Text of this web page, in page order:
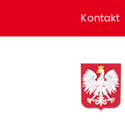
Kontakt